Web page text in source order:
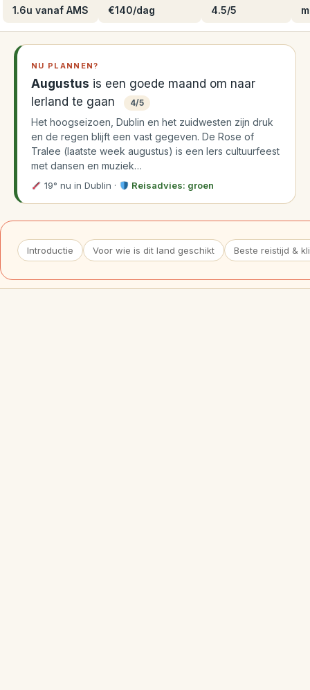
1.6u vanaf AMS €140/dag 4.5/5
NU PLANNEN?
Augustus is een goede maand om naar
Ierland te gaan
4/5
Het hoogseizoen, Dublin en het zuidwesten zijn druk
en de regen blijft een vast gegeven. De Rose of
Tralee (laatste week augustus) is een Iers cultuurfeest
met dansen en muziek…
19° nu in Dublin · Reisadvies: groen
Introductie Voor wie is dit land geschikt Beste reistijd &